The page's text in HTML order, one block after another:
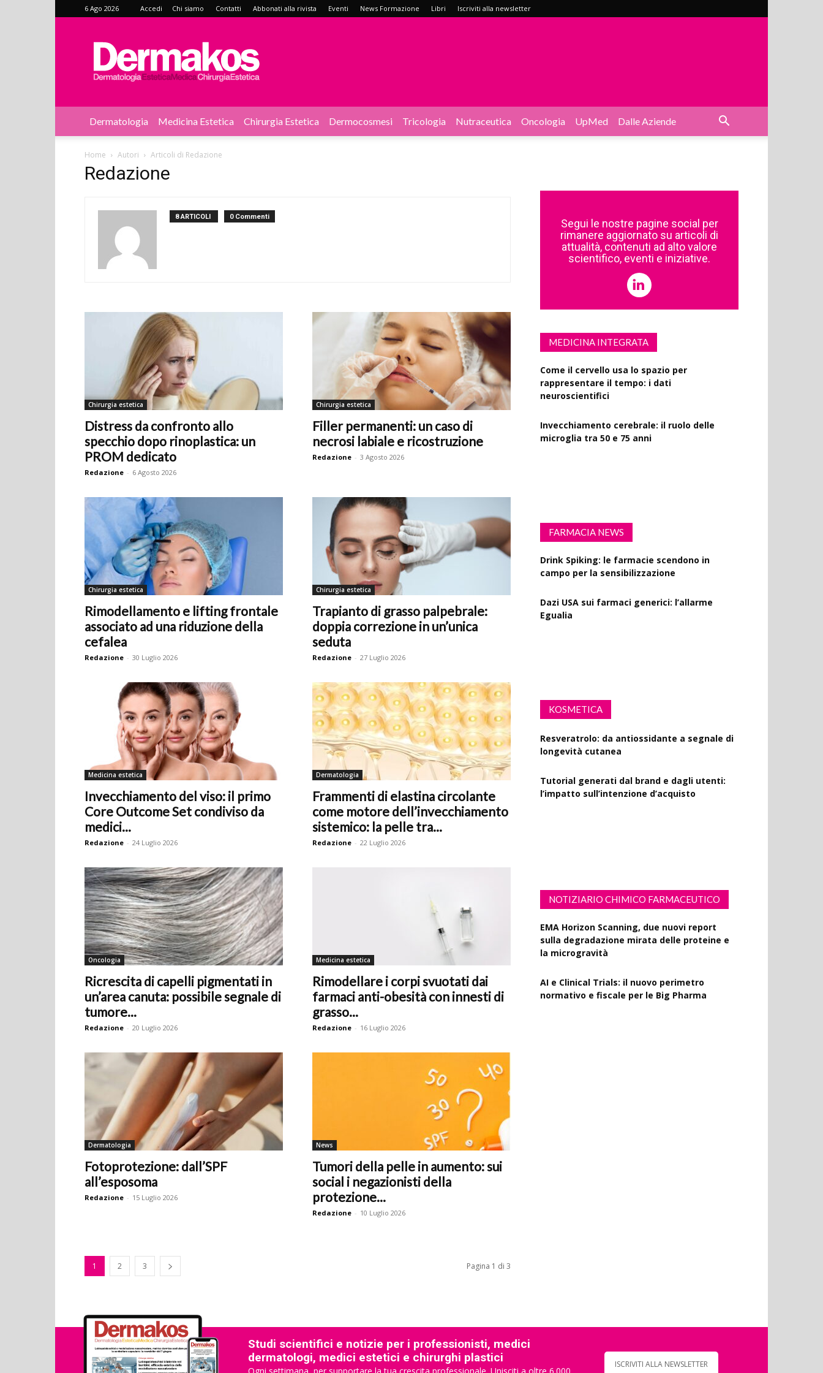
6 Ago 2026 Accedi Chi siamo Contatti Abbonati alla rivista Eventi News Formazione Libri Iscriviti alla newsletter
Dermakos
Dermatologia Medicina Estetica Chirurgia Estetica Dermocosmesi Tricologia Nutraceutica Oncologia UpMed Dalle Aziende
Home Autori Articoli di Redazione
Redazione
8 ARTICOLI 0 Commenti
Chirurgia estetica
Distress da confronto allo
specchio dopo rinoplastica: un
PROM dedicato
Redazione - 6 Agosto 2026
Chirurgia estetica
Filler permanenti: un caso di
necrosi labiale e ricostruzione
Redazione - 3 Agosto 2026
Chirurgia estetica
Rimodellamento e lifting frontale
associato ad una riduzione della
cefalea
Redazione - 30 Luglio 2026
Chirurgia estetica
Trapianto di grasso palpebrale:
doppia correzione in un’unica
seduta
Redazione - 27 Luglio 2026
Medicina estetica
Invecchiamento del viso: il primo
Core Outcome Set condiviso da
medici...
Redazione - 24 Luglio 2026
Dermatologia
Frammenti di elastina circolante
come motore dell’invecchiamento
sistemico: la pelle tra...
Redazione - 22 Luglio 2026
Oncologia
Ricrescita di capelli pigmentati in
un’area canuta: possibile segnale di
tumore...
Redazione - 20 Luglio 2026
Medicina estetica
Rimodellare i corpi svuotati dai
farmaci anti-obesità con innesti di
grasso...
Redazione - 16 Luglio 2026
Dermatologia
Fotoprotezione: dall’SPF
all’esposoma
Redazione - 15 Luglio 2026
News
Tumori della pelle in aumento: sui
social i negazionisti della
protezione...
Redazione - 10 Luglio 2026
1 2 3 Pagina 1 di 3
Segui le nostre pagine social per
rimanere aggiornato su articoli di
attualità, contenuti ad alto valore
scientifico, eventi e iniziative.
MEDICINA INTEGRATA
Come il cervello usa lo spazio per
rappresentare il tempo: i dati
neuroscientifici
Invecchiamento cerebrale: il ruolo delle
microglia tra 50 e 75 anni
FARMACIA NEWS
Drink Spiking: le farmacie scendono in
campo per la sensibilizzazione
Dazi USA sui farmaci generici: l’allarme
Egualia
KOSMETICA
Resveratrolo: da antiossidante a segnale di
longevità cutanea
Tutorial generati dal brand e dagli utenti:
l’impatto sull’intenzione d’acquisto
NOTIZIARIO CHIMICO FARMACEUTICO
EMA Horizon Scanning, due nuovi report
sulla degradazione mirata delle proteine e
la microgravità
AI e Clinical Trials: il nuovo perimetro
normativo e fiscale per le Big Pharma
Studi scientifici e notizie per i professionisti, medici
dermatologi, medici estetici e chirurghi plastici
ISCRIVITI ALLA NEWSLETTER